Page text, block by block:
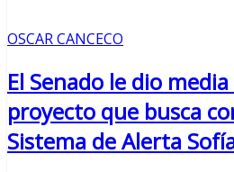
OSCAR CANCECO
El Senado le dio
proyecto que busca
Sistema de Alerta